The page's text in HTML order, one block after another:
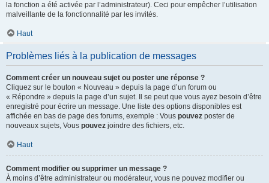
la fonction a été activée par l’administrateur). Ceci pour empêcher l’utilisation
malveillante de la fonctionnalité par les invités.
Haut
Problèmes liés à la publication de messages
Comment créer un nouveau sujet ou poster une réponse ?
Cliquez sur le bouton « Nouveau » depuis la page d’un forum ou
« Répondre » depuis la page d’un sujet. Il se peut que vous ayez besoin d’être
enregistré pour écrire un message. Une liste des options disponibles est
affichée en bas de page des forums, exemple : Vous pouvez poster de
nouveaux sujets, Vous pouvez joindre des fichiers, etc.
Haut
Comment modifier ou supprimer un message ?
À moins d’être administrateur ou modérateur, vous ne pouvez modifier ou